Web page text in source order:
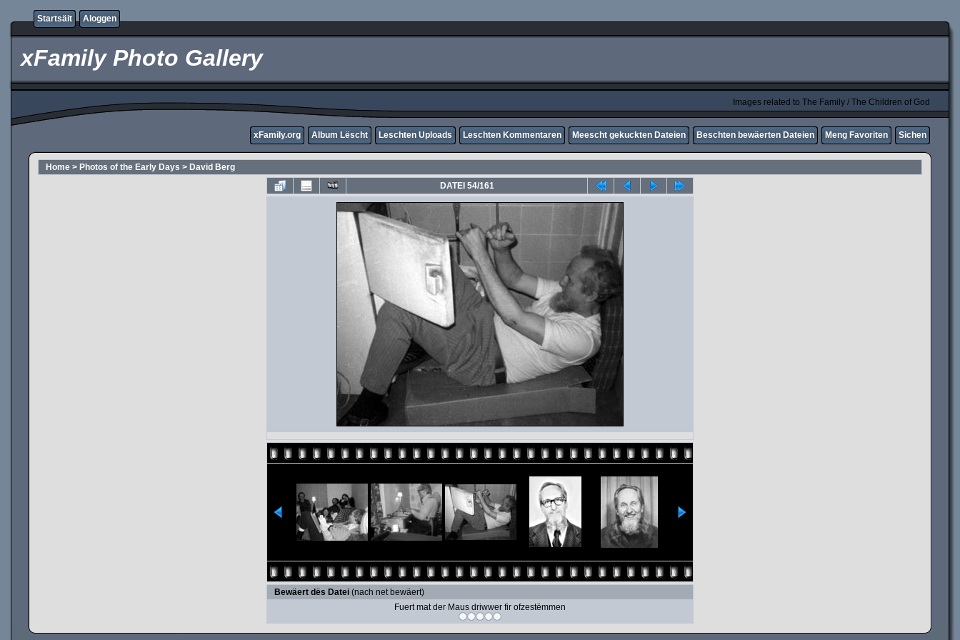
Startsäit Aloggen
xFamily Photo Gallery
Images related to The Family / The Children of God
xFamily.org Album Lëscht Leschten Uploads Leschten Kommentaren Meescht gekuckten Dateien Beschten bewäerten Dateien Meng Favoriten Sichen
Home > Photos of the Early Days > David Berg
DATEI 54/161
Bewäert dës Datei (nach net bewäert)
Fuert mat der Maus driwwer fir ofzestëmmen